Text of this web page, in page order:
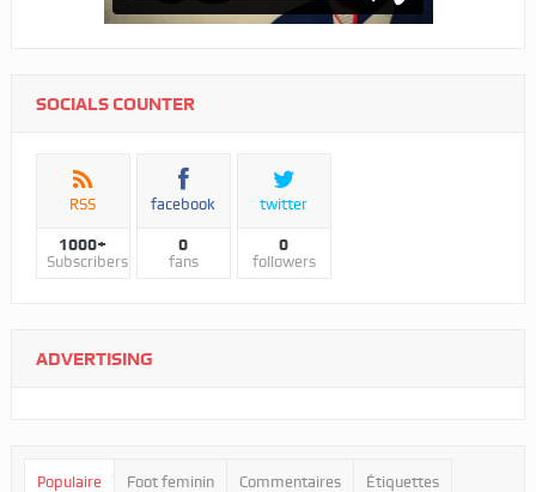
SOCIALS COUNTER
RSS
1000+
Subscribers
facebook
0
fans
twitter
0
followers
ADVERTISING
Populaire Foot feminin Commentaires Étiquettes